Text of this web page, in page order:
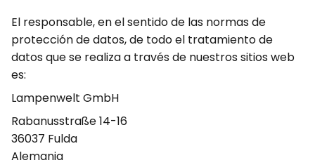
El responsable, en el sentido de las normas de
protección de datos, de todo el tratamiento de
datos que se realiza a través de nuestros sitios web
es:
Lampenwelt GmbH
Rabanusstraße 14-16
36037 Fulda
Alemania